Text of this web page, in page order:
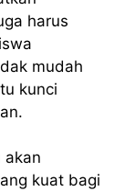
harus
mudah
kunci
akan
kuat bagi